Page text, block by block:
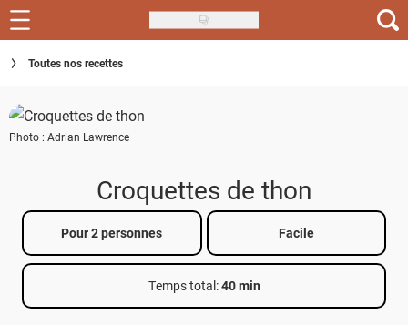
Skip
to
main
Recettes
Inspirations
Conseils
Menu de la semaine
Actus
Téléchargez l'app Saveurs Recettes
Index des recettes
Toutes nos recettes
Photo : Adrian Lawrence
Croquettes de thon
Pour 2 personnes Facile
Temps total:40 min